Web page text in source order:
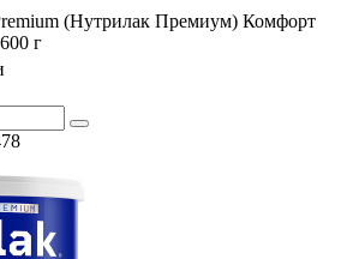
(Нутрилак Премиум) Комфорт
г